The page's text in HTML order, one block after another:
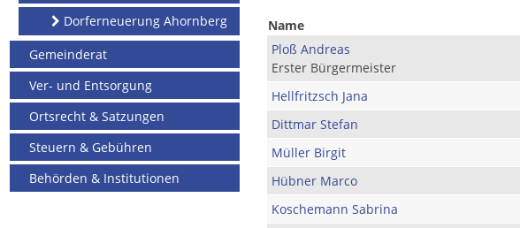
Dorferneuerung Ahornberg
Gemeinderat
Ver- und Entsorgung
Ortsrecht & Satzungen
Steuern & Gebühren
Behörden & Institutionen
Name
Ploß Andreas
Erster Bürgermeister
Hellfritzsch Jana
Dittmar Stefan
Müller Birgit
Hübner Marco
Koschemann Sabrina